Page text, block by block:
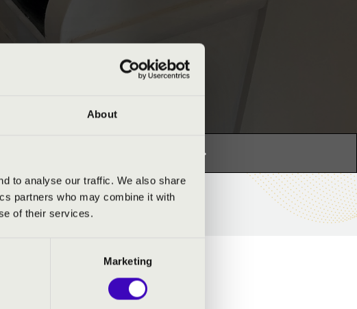
About
to analyse our traffic. We also share
partners who may combine it with
of their services.
Marketing
Orgonák éjszakája »